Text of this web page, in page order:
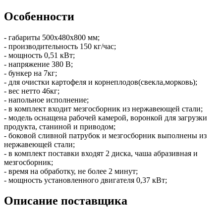
Особенности
- габариты 500х480х800 мм;
- производительность 150 кг/час;
- мощность 0,51 кВт;
- напряжение 380 В;
- бункер на 7кг;
- для очистки картофеля и корнеплодов(свекла,морковь);
- вес нетто 46кг;
- напольное исполнение;
- в комплект входит мезгосборник из нержавеющей стали;
- модель оснащена рабочей камерой, воронкой для загрузки
продукта, станиной и приводом;
- боковой сливной патрубок и мезгосборник выполнены из
нержавеющей стали;
- в комплект поставки входят 2 диска, чаша абразивная и
мезгосборник;
- время на обработку, не более 2 минут;
- мощность установленного двигателя 0,37 кВт;
Описание поставщика